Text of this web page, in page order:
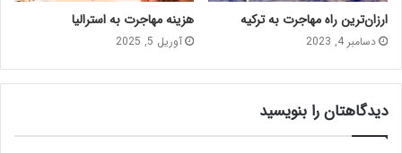
ارزان‌ترین راه مهاجرت به ترکیه
دسامبر 4, 2023
هزینه مهاجرت به استرالیا
آوریل 5, 2025
دیدگاهتان را بنویسید